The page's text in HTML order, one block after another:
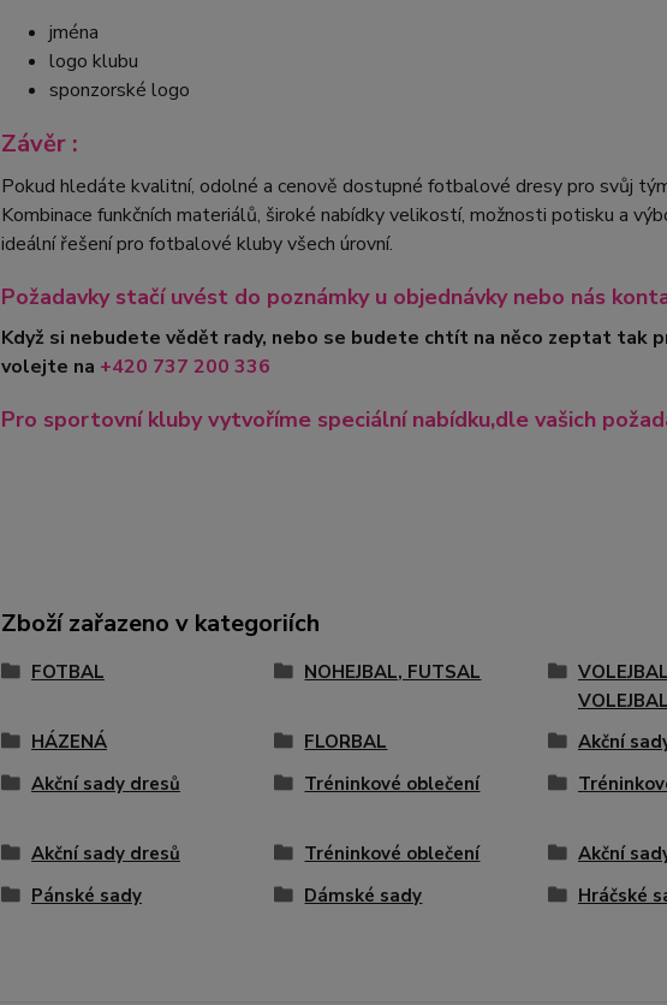
jména
logo klubu
sponzorské logo
Závěr :
Pokud hledáte kvalitní, odolné a cenově dostupné fotbalové dresy pro svůj
Kombinace funkčních materiálů, široké nabídky velikostí, možnosti potisku a
ideální řešení pro fotbalové kluby všech úrovní.
Požadavky stačí uvést do poznámky u objednávky nebo nás
Když si nebudete vědět rady, nebo se budete chtít na něco zeptat tak
volejte na +420 737 200 336
Pro sportovní kluby vytvoříme speciální nabídku,dle vašich
Zboží zařazeno v kategoriích
FOTBAL NOHEJBAL, FUTSAL
VOLEJBAL
HÁZENÁ FLORBAL Akční
Akční sady dresů
Tréninkové oblečení
Akční sady dresů
Tréninkové oblečení Akční
Pánské sady
Dámské sady Hráčské